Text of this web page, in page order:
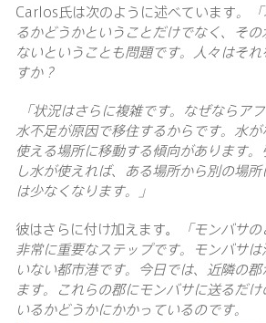
Carlos氏は次のように述べています。
るかどうかということだけでなく、そ
ないということも問題です。人々はそ
すか？
「状況はさらに複雑です。なぜならア
水不足が原因で移住するからです。水
使える場所に移動する傾向があります
し水が使えれば、ある場所から別の場
は少なくなります。」
彼はさらに付け加えます。
「モンバサ
非常に重要なステップです。モンバサ
いない都市港です。今日では、近隣の
ます。これらの郡にモンバサに送るだ
いるかどうかにかかっているのです。